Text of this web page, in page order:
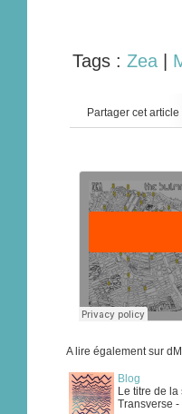
Tags : Zea
Partager cet article
A lire également sur
Blog
Le titre de la
Transverse